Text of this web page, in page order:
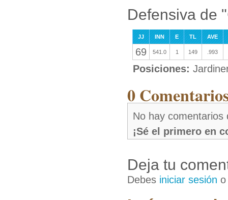
Defensiva de
JJ INN E TL AVE
69 541.0 1 149 .993
Posiciones:
0
No hay comentarios
¡Sé el primero en
Deja tu
Debes iniciar sesión